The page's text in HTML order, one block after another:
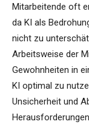
Mitarbeitende oft
da KI als
nicht zu
Arbeitsweise der
Gewohnheiten in
KI optimal zu
Unsicherheit und